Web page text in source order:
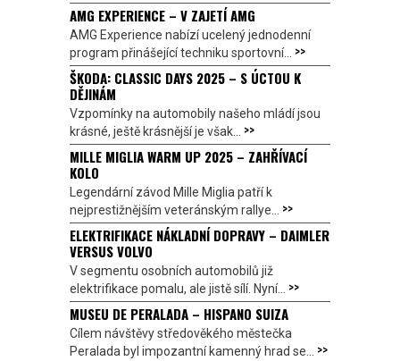
AMG EXPERIENCE – V ZAJETÍ AMG
AMG Experience nabízí ucelený jednodenní
program přinášející techniku sportovní... >>
ŠKODA: CLASSIC DAYS 2025 – S ÚCTOU K
DĚJINÁM
Vzpomínky na automobily našeho mládí jsou
krásné, ještě krásnější je však... >>
MILLE MIGLIA WARM UP 2025 – ZAHŘÍVACÍ
KOLO
Legendární závod Mille Miglia patří k
nejprestižnějším veteránským rallye... >>
ELEKTRIFIKACE NÁKLADNÍ DOPRAVY – DAIMLER
VERSUS VOLVO
V segmentu osobních automobilů již
elektrifikace pomalu, ale jistě sílí. Nyní... >>
MUSEU DE PERALADA – HISPANO SUIZA
Cílem návštěvy středověkého městečka
Peralada byl impozantní kamenný hrad se... >>